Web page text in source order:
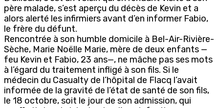
père malade, s’est aperçu du décès de Kevin et a
alors alerté les infirmiers avant d’en informer Fabio,
le frère du défunt.
Rencontrée à son humble domicile à Bel-Air-Rivière-
Sèche, Marie Noëlle Marie, mère de deux enfants —
feu Kevin et Fabio, 23 ans—, ne mâche pas ses mots
à l’égard du traitement infligé à son fils. Si le
médecin du Casualty de l’hôpital de Flacq l’avait
informée de la gravité de l’état de santé de son fils,
le 18 octobre, soit le jour de son admission, qui